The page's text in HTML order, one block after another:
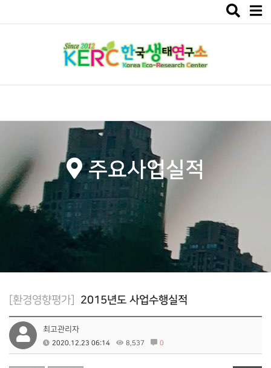
Toggle
주요사업실적
[환경영향평가] 2015년도 사업수행실적
최고관리자
2020.12.23 06:14 8,537 0